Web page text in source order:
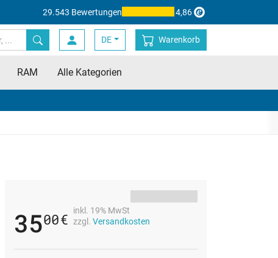
29.543 Bewertungen 4,86
DE Warenkorb
RAM Alle Kategorien
3500€
inkl. 19% MwSt
zzgl. Versandkosten